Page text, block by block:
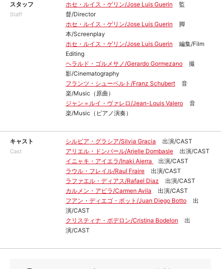
スタッフ
Staff
ホセ・ルイス・ゲリン/Jose Luis Guerin
監
督/Director
ホセ・ルイス・ゲリン/Jose Luis Guerin
脚
本/Screenplay
ホセ・ルイス・ゲリン/Jose Luis Guerin
編集/Film
Editing
ヘラルド・ゴルメサノ/Gerardo Gormezano
撮
影/Cinematography
フランツ・シューベルト/Franz Schubert
音
楽/Music（原曲）
ジャン＝ルイ・ヴァレロ/Jean-Louis Valero
音
楽/Music（ピアノ演奏）
キャスト
Cast
シルビア・グラシア/Silvia Gracia
出演/CAST
アリエル・ドンバール/Arielle Dombasle
出演/CAST
イニャキ・アイエラ/Inaki Aierra
出演/CAST
ラウル・フレイル/Raul Fraire
出演/CAST
ラファエル・ディアス/Rafael Diaz
出演/CAST
カルメン・アビラ/Carmen Avila
出演/CAST
フアン・ディエゴ・ボット/Juan Diego Botto
出
演/CAST
クリスティナ・ボデロン/Cristina Bodelon
出
演/CAST